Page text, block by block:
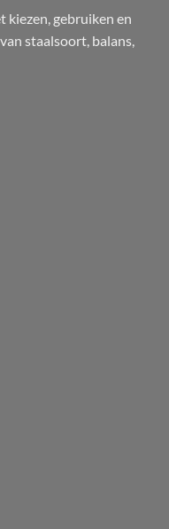
kiezen, gebruiken en
staalsoort, balans,